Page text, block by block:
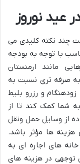
عید نوروز
چند نکته کلیدی می
با توجه به بودجه
مانند ارمنستان
به صرفه تری نسبت به
زودهنگام و رزرو بلیط
شما کمک کند تا از
از وسایل حمل ونقل
ها مؤثر باشد.
های اجاره ای به
توجهی در هزینه های